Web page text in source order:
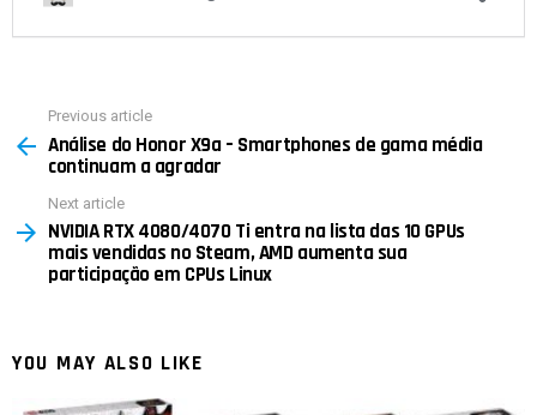
more
Previous article
Análise do Honor X9a – Smartphones de gama média
continuam a agradar
Next article
NVIDIA RTX 4080/4070 Ti entra na lista das 10 GPUs
mais vendidas no Steam, AMD aumenta sua
participação em CPUs Linux
YOU MAY ALSO LIKE